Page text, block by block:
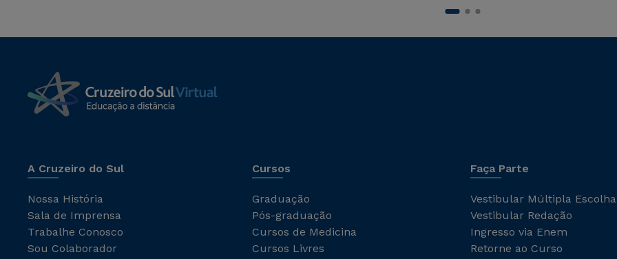
A Cruzeiro do Sul
Nossa História
Sala de Imprensa
Trabalhe Conosco
Sou Colaborador
Cursos
Graduação
Pós-graduação
Cursos de Medicina
Cursos Livres
Faça Parte
Vestibular Múltipla Escolha
Vestibular Redação
Ingresso via Enem
Retorne ao Curso